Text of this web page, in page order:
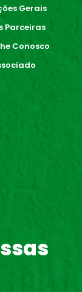
Gerais
Parceiras
Conosco